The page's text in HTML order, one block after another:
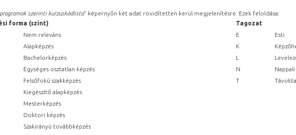
szerinti kurzuskódlista” képernyőn két adat rövidítetten kerül megjelenítésre. Ezek feloldása:
forma (szint)
Tagozat
Nem releváns E
Esti
Alapképzés K
Bachelorképzés L
Egységes osztatlan képzés N
Nappali
Felsőfokú szakképzés T
Kiegészítő alapképzés
Mesterképzés
Doktori képzés
Szakirányú továbbképzés